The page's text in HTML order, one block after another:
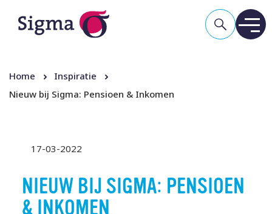
Home
Inspiratie
Nieuw bij Sigma: Pensioen & Inkomen
17-03-2022
NIEUW BIJ SIGMA: PENSIOEN
& INKOMEN